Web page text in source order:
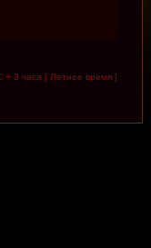
+ 3 часа [ Летнее время ]